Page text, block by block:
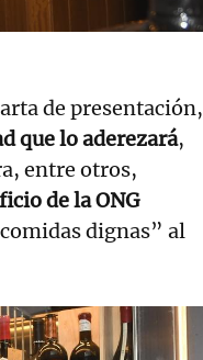
de presentación,
que lo aderezará,
entre otros,
de la ONG
dignas” al